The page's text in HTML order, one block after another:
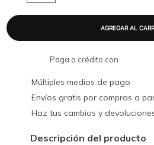
Paga a crédito con
Múltiples medios de pago
Envíos gratis por compras a
Haz tus cambios y
Descripción del producto